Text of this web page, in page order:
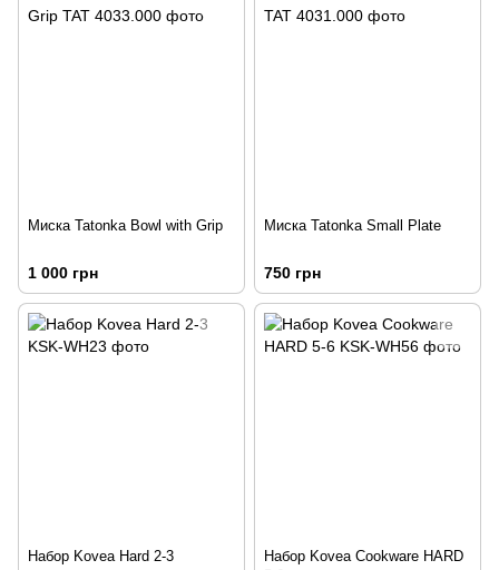
Миска Tatonka Bowl with Grip
1 000 грн
Миска Tatonka Small Plate
750 грн
Набор Kovea Hard 2-3
Набор Kovea Cookware HARD